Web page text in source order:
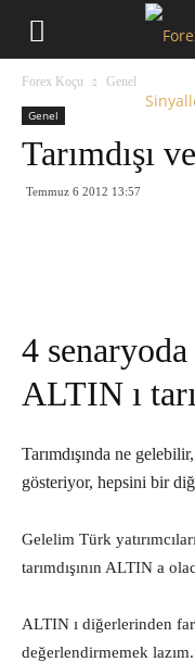
Forex Koçu Genel
Genel
Tarımdışı
Temmuz 6 2012 13:57
4
ALTIN ı
Tarımdışında ne
gösteriyor, hepsini bir
Gelelim Türk
tarımdışının ALTIN a
ALTIN ı diğerlerinden
değerlendirmemek